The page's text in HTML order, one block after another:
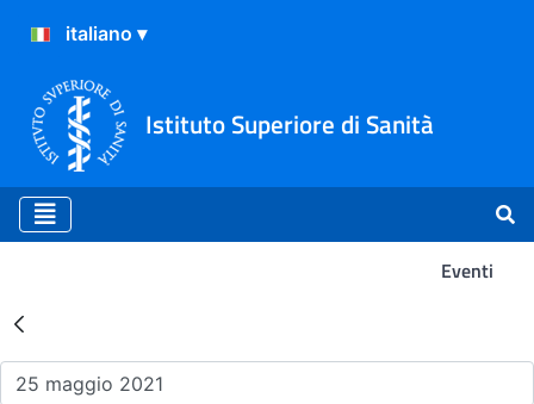
Istituto Superiore di Sanità
Eventi
Risultati della Ricerca -